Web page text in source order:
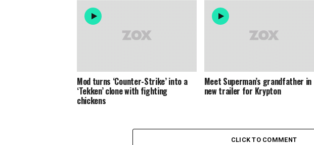
Mod turns ‘Counter-Strike’ into a
‘Tekken’ clone with fighting
chickens
Meet Superman’s grandfather in
new trailer for Krypton
CLICK TO COMMENT